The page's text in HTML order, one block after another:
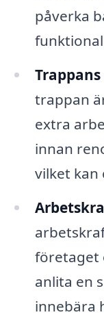
påverka
trappan
extra
innan
vilket kan
företaget
anlita en
innebära